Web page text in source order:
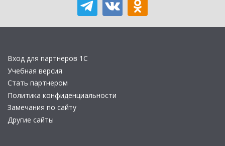
Вход для партнеров 1С
Учебная версия
Стать партнером
Политика конфиденциальности
Замечания по сайту
Другие сайты